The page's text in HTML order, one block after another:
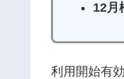
12月
利用開始有